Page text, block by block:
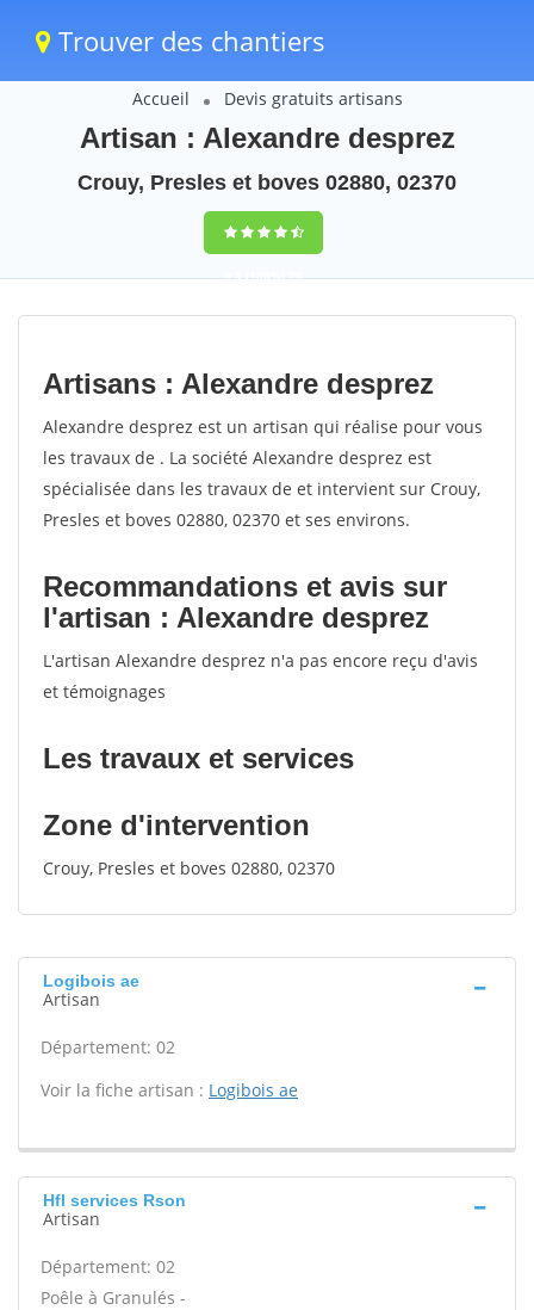
Trouver des chantiers
Accueil Devis gratuits artisans
Artisan : Alexandre desprez
Crouy, Presles et boves 02880, 02370
9,5(100%)79
votes
Artisans : Alexandre desprez
Alexandre desprez est un artisan qui réalise pour vous
les travaux de . La société Alexandre desprez est
spécialisée dans les travaux de et intervient sur Crouy,
Presles et boves 02880, 02370 et ses environs.
Recommandations et avis sur
l'artisan : Alexandre desprez
L'artisan Alexandre desprez n'a pas encore reçu d'avis
et témoignages
Les travaux et services
Zone d'intervention
Crouy, Presles et boves 02880, 02370
Logibois ae
Artisan
Département: 02
Voir la fiche artisan : Logibois ae
Hfl services Rson
Artisan
Département: 02
Poêle à Granulés -